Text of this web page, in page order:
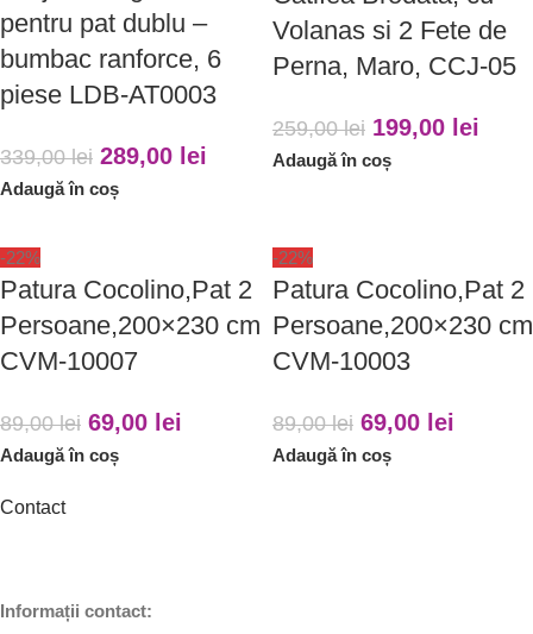
pentru pat dublu –
bumbac ranforce, 6
piese LDB-AT0003
339,00lei 289,00 lei
Adaugă în coș
Volanas si 2 Fete de
Perna, Maro, CCJ-05
259,00lei 199,00 lei
Adaugă în coș
-22%
Patura Cocolino,Pat 2
Persoane,200×230 cm
CVM-10007
89,00lei 69,00 lei
Adaugă în coș
-22%
Patura Cocolino,Pat 2
Persoane,200×230 cm
CVM-10003
89,00lei 69,00 lei
Adaugă în coș
Contact
Informații contact: